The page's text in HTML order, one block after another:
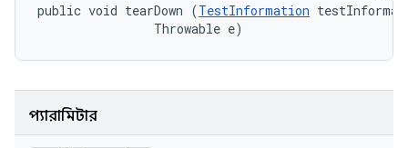
public void tearDown (TestInformation
                Throwable e)
প্যারামিটার